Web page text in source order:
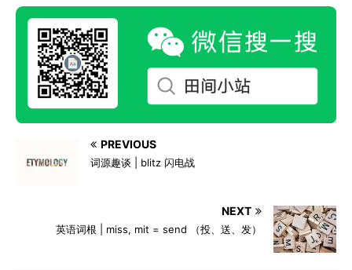
PREVIOUS
词源趣谈 | blitz 闪电战
NEXT
英语词根 | miss, mit = send （投、送、发）